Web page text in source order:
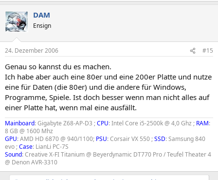
DAM
Ensign
24. Dezember 2006 #15
Genau so kannst du es machen.
Ich habe aber auch eine 80er und eine 200er Platte und nutze
eine für Daten (die 80er) und die andere für Windows,
Programme, Spiele. Ist doch besser wenn man nicht alles auf
einer Platte hat, wenn mal eine ausfällt.
Mainboard: Gigabyte Z68-AP-D3 ;CPU: Intel Core i5-2500k @ 4,0 Ghz ; RAM:
8 GB @ 1600 Mhz
GPU: AMD HD 6870 @ 940/1100; PSU: Corsair VX 550 ;SSD: Samsung 840
evo ;Case: LianLi PC-7S
Sound: Creative X-FI Titanium @ Beyerdynamic DT770 Pro / Teufel Theater 4
@ Denon AVR-3310